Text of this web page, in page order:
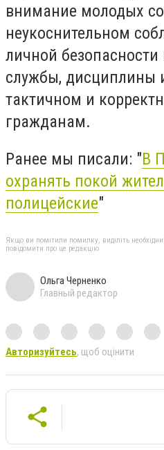
внимание молодых
неукоснительном
личной
службы, дисциплины
тактичном и
гражданам.
Ранее мы писали: "В
охранять покой
полицейские"
Якщо ви помітили помилку, виділіть
повідомити про це редакцію
Ольга Черненко
Главный редактор
Авторизуйтесь, щоб оцінити